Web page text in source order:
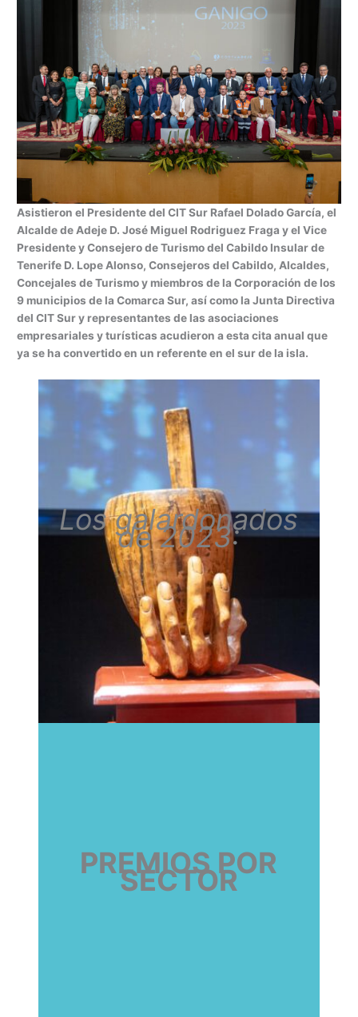
Asistieron el Presidente del CIT Sur Rafael Dolado García, el
Alcalde de Adeje D. José Miguel Rodriguez Fraga y el Vice
Presidente y Consejero de Turismo del Cabildo Insular de
Tenerife D. Lope Alonso, Consejeros del Cabildo, Alcaldes,
Concejales de Turismo y miembros de la Corporación de los
9 municipios de la Comarca Sur, así como la Junta Directiva
del CIT Sur y representantes de las asociaciones
empresariales y turísticas acudieron a esta cita anual que
ya se ha convertido en un referente en el sur de la isla.
Los galardonados
de 2023:
PREMIOS POR
SECTOR